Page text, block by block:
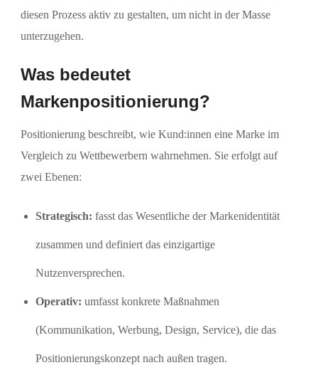
diesen Prozess aktiv zu gestalten, um nicht in der Masse
unterzugehen.
Was bedeutet
Markenpositionierung?
Positionierung beschreibt, wie Kund:innen eine Marke im
Vergleich zu Wettbewerbern wahrnehmen. Sie erfolgt auf
zwei Ebenen:
Strategisch: fasst das Wesentliche der Markenidentität
zusammen und definiert das einzigartige
Nutzenversprechen.
Operativ: umfasst konkrete Maßnahmen
(Kommunikation, Werbung, Design, Service), die das
Positionierungskonzept nach außen tragen.